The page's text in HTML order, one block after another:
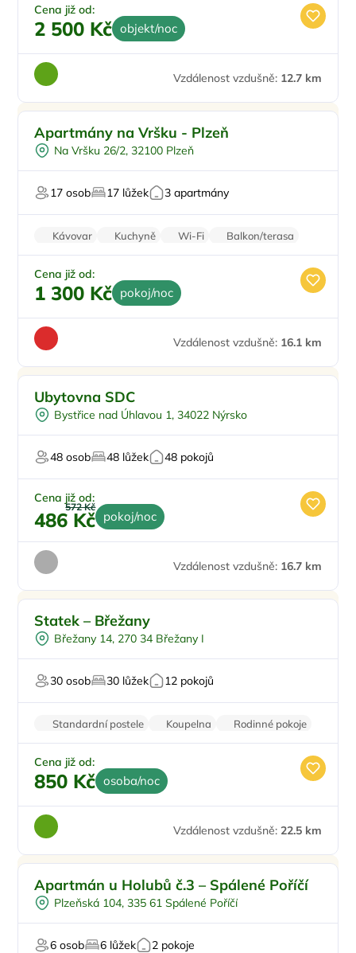
Cena již od:
2 500 Kč objekt/noc
Vzdálenost vzdušně: 12.7 km
Pro dva
Pro turisty
Apartmány na Vršku - Plzeň
Na Vršku 26/2, 32100 Plzeň
17 osob 17 lůžek 3 apartmány
Kávovar Kuchyně Wi-Fi
Balkon/terasa
Zvířata povolena
Cena již od:
1 300 Kč pokoj/noc
Vzdálenost vzdušně: 16.1 km
Ubytovna SDC
Bystřice nad Úhlavou 1, 34022 Nýrsko
48 osob 48 lůžek 48 pokojů
Cena již od:
572 Kč
486 Kč pokoj/noc
Vzdálenost vzdušně: 16.7 km
Pro sportovce
Firemní akce/teambuilding
Statek – Břežany
Břežany 14, 270 34 Břežany I
30 osob 30 lůžek 12 pokojů
Standardní postele Koupelna
Rodinné pokoje
Balkon/terasa
Krb
Cena již od:
850 Kč osoba/noc
Vzdálenost vzdušně: 22.5 km
Apartmán u Holubů č.3 – Spálené Poříčí
Plzeňská 104, 335 61 Spálené Poříčí
6 osob 6 lůžek 2 pokoje